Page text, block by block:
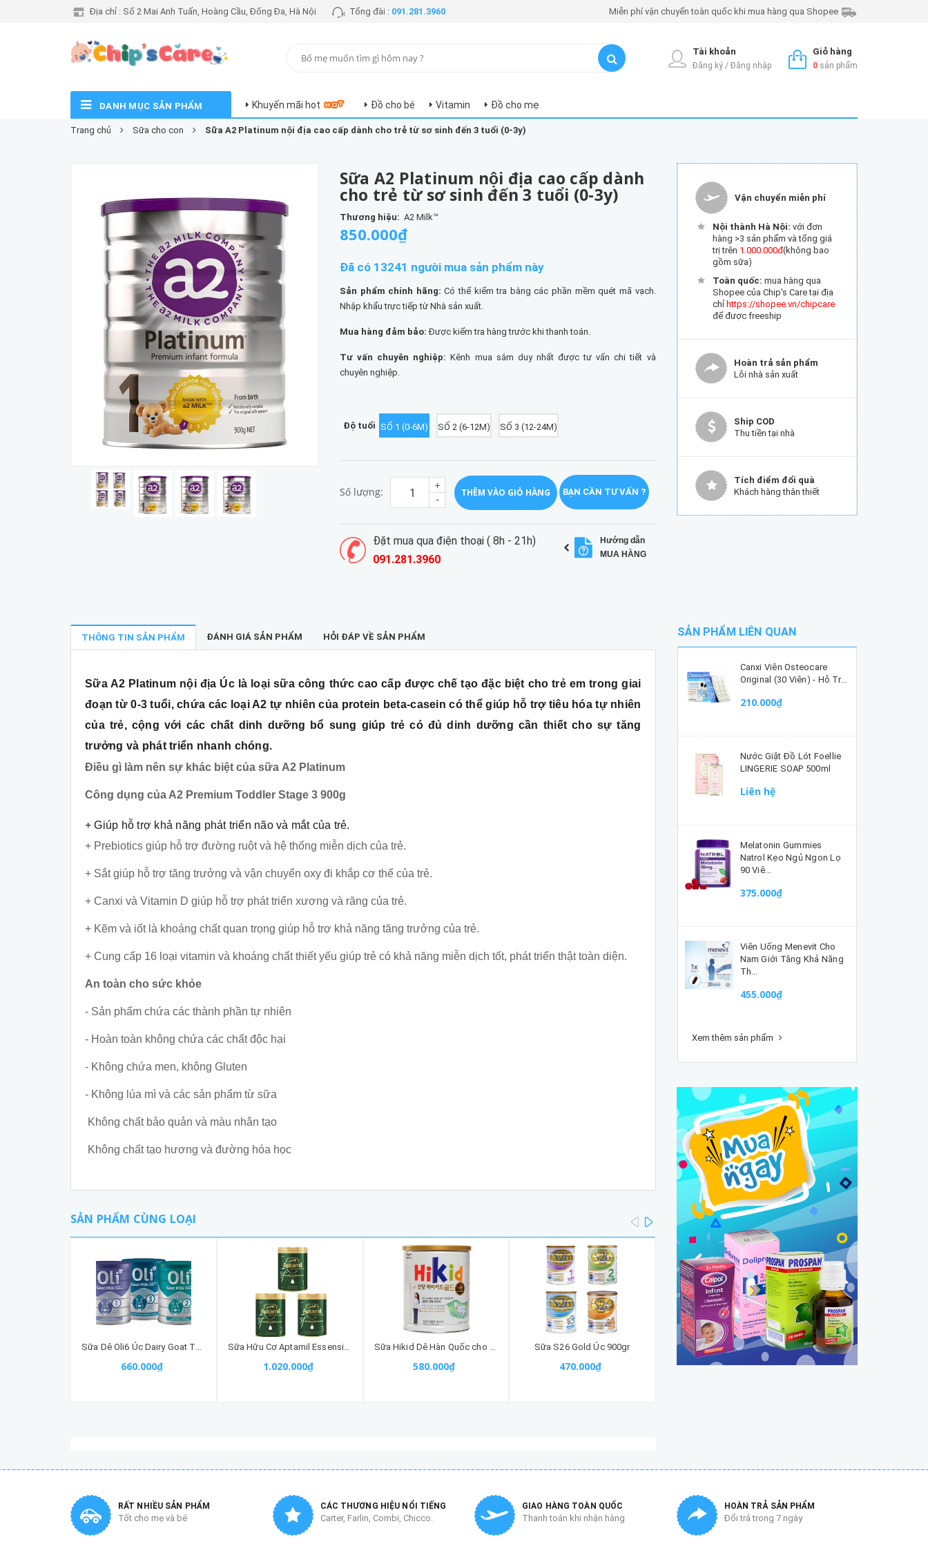
Địa chỉ : Số 2 Mai Anh Tuấn, Hoàng Cầu, Đống Đa, Hà Nội Tổng đài : 091.281.3960 Miễn phí vận chuyển toàn quốc khi mua hàng qua Shopee
Giỏ hàng
0 sản phẩm
Tài khoản
Đăng ký / Đăng nhập
DANH MỤC SẢN PHẨM Khuyến mãi hot Đồ cho bé Vitamin Đồ cho mẹ
Trang chủ Sữa cho con Sữa A2 Platinum nội địa cao cấp dành cho trẻ từ sơ sinh đến 3 tuổi (0-3y)
Sữa A2 Platinum nội địa cao cấp dành
cho trẻ từ sơ sinh đến 3 tuổi (0-3y)
Thương hiệu: A2 Milk™
850.000₫
Đã có 13241 người mua sản phẩm này
Sản phẩm chính hãng: Có thể kiểm tra bằng các phần mềm quét mã vạch.
Nhập khẩu trực tiếp từ Nhà sản xuất.
Mua hàng đảm bảo: Được kiểm tra hàng trước khi thanh toán.
Tư vấn chuyên nghiệp: Kênh mua sắm duy nhất được tư vấn chi tiết và
chuyên nghiệp.
Độ tuổi SỐ 1 (0-6M) SỐ 2 (6-12M) SỐ 3 (12-24M)
Số lượng: -
+ THÊM VÀO GIỎ HÀNG BẠN CẦN TƯ VẤN ?
Đặt mua qua điện thoại ( 8h - 21h)
091.281.3960
Hướng dẫn
MUA HÀNG
Vận chuyển miễn phí
Nội thành Hà Nội: với đơn
hàng >3 sản phẩm và tổng giá
trị trên 1.000.000đ(không bao
gồm sữa)
Toàn quốc: mua hàng qua
Shopee của Chip's Care tại địa
chỉ https://shopee.vn/chipcare
để được freeship
Hoàn trả sản phẩm
Lỗi nhà sản xuất
Ship COD
Thu tiền tại nhà
Tích điểm đổi quà
Khách hàng thân thiết
THÔNG TIN SẢN PHẨM ĐÁNH GIÁ SẢN PHẨM HỎI ĐÁP VỀ SẢN PHẨM
Sữa A2 Platinum nội địa Úc là loại sữa công thức cao cấp được chế tạo đặc biệt cho trẻ em trong giai
đoạn từ 0-3 tuổi, chứa các loại A2 tự nhiên của protein beta-casein có thể giúp hỗ trợ tiêu hóa tự nhiên
của trẻ, cộng với các chất dinh dưỡng bổ sung giúp trẻ có đủ dinh dưỡng cần thiết cho sự tăng
trưởng và phát triển nhanh chóng.
Điều gì làm nên sự khác biệt của sữa A2 Platinum
Công dụng của A2 Premium Toddler Stage 3 900g
+ Giúp hỗ trợ khả năng phát triển não và mắt của trẻ.
+ Prebiotics giúp hỗ trợ đường ruột và hệ thống miễn dịch của trẻ.
+ Sắt giúp hỗ trợ tăng trưởng và vận chuyển oxy đi khắp cơ thể của trẻ.
+ Canxi và Vitamin D giúp hỗ trợ phát triển xương và răng của trẻ.
+ Kẽm và iốt là khoáng chất quan trọng giúp hỗ trợ khả năng tăng trưởng của trẻ.
+ Cung cấp 16 loại vitamin và khoáng chất thiết yếu giúp trẻ có khả năng miễn dịch tốt, phát triển thật toàn diện.
An toàn cho sức khỏe
- Sản phẩm chứa các thành phần tự nhiên
- Hoàn toàn không chứa các chất độc hại
- Không chứa men, không Gluten
- Không lúa mì và các sản phẩm từ sữa
Không chất bảo quản và màu nhân tạo
Không chất tạo hương và đường hóa học
SẢN PHẨM CÙNG LOẠI
660.000₫ 1.020.000₫ 580.000₫
Sữa S26 Gold Úc 900gr
470.000₫
Sữa PediaSure Cho Trẻ từ 1-10 Tuổi Nội địa Úc
795.000₫ 755.000₫
prev
SẢN PHẨM LIÊN QUAN
Canxi Viên Osteocare
Original (30 Viên) - Hỗ Tr...
210.000₫
Nước Giặt Đồ Lót Foellie
LINGERIE SOAP 500ml
Liên hệ
Melatonin Gummies
Natrol Kẹo Ngủ Ngon Lọ
90 Viê...
375.000₫
Viên Uống Menevit Cho
Nam Giới Tăng Khả Năng
Th...
455.000₫
Xem thêm sản phẩm
RẤT NHIỀU SẢN PHẨM
Tốt cho mẹ và bé
CÁC THƯƠNG HIỆU NỔI TIẾNG
Carter, Farlin, Combi, Chicco.
GIAO HÀNG TOÀN QUỐC
Thanh toán khi nhận hàng
HOÀN TRẢ SẢN PHẨM
Đổi trả trong 7 ngày